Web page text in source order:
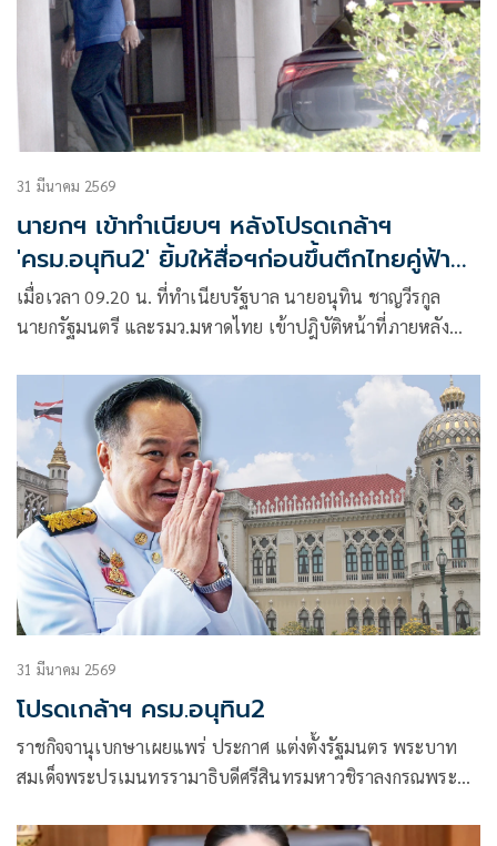
31 มีนาคม 2569
นายกฯ เข้าทำเนียบฯ หลังโปรดเกล้าฯ
'ครม.อนุทิน2' ยิ้มให้สื่อฯก่อนขึ้นตึกไทยคู่ฟ้า
ต้อนรับบริษัทไมโครซอฟท์
เมื่อเวลา 09.20 น. ที่ทำเนียบรัฐบาล นายอนุทิน ชาญวีรกูล
นายกรัฐมนตรี และรมว.มหาดไทย เข้าปฎิบัติหน้าที่ภายหลัง
31 มีนาคม 2569
โปรดเกล้าฯ ครม.อนุทิน2
ราชกิจจานุเบกษาเผยแพร่ ประกาศ แต่งตั้งรัฐมนตร พระบาท
สมเด็จพระปรเมนทรรามาธิบดีศรีสินทรมหาวชิราลงกรณพระ